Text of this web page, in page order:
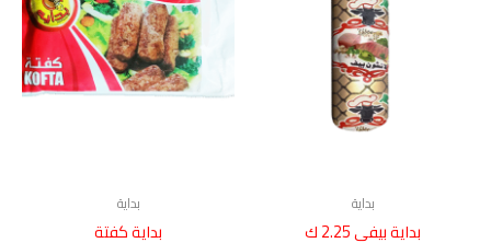
بداية
بداية بيفي 2.25 ك
بداية
بداية كفتة